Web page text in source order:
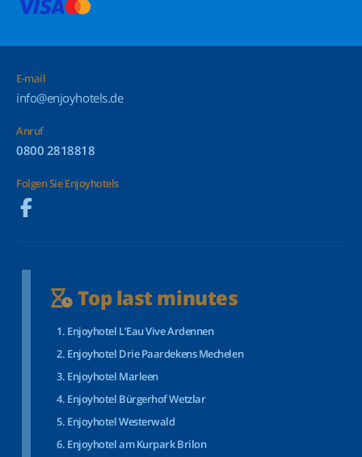
E-mail
info@enjoyhotels.de
Anruf
0800 2818818
Folgen Sie Enjoyhotels
Top last minutes
Enjoyhotel L’Eau Vive Ardennen
Enjoyhotel Drie Paardekens Mechelen
Enjoyhotel Marleen
Enjoyhotel Bürgerhof Wetzlar
Enjoyhotel Westerwald
Enjoyhotel am Kurpark Brilon